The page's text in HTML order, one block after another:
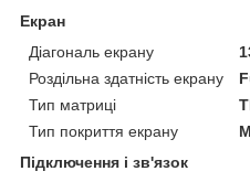
Екран
Діагональ екрану
Роздільна здатність екрану
Тип матриці
Тип покриття екрану
Підключення і зв'язок